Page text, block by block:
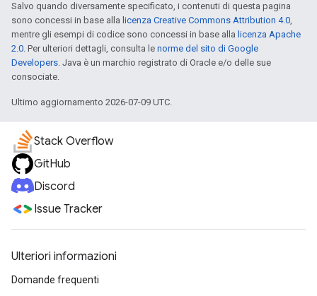
Salvo quando diversamente specificato, i contenuti di questa pagina
sono concessi in base alla licenza Creative Commons Attribution 4.0,
mentre gli esempi di codice sono concessi in base alla licenza Apache
2.0. Per ulteriori dettagli, consulta le norme del sito di Google
Developers. Java è un marchio registrato di Oracle e/o delle sue
consociate.
Ultimo aggiornamento 2026-07-09 UTC.
Stack Overflow
GitHub
Discord
Issue Tracker
Ulteriori informazioni
Domande frequenti